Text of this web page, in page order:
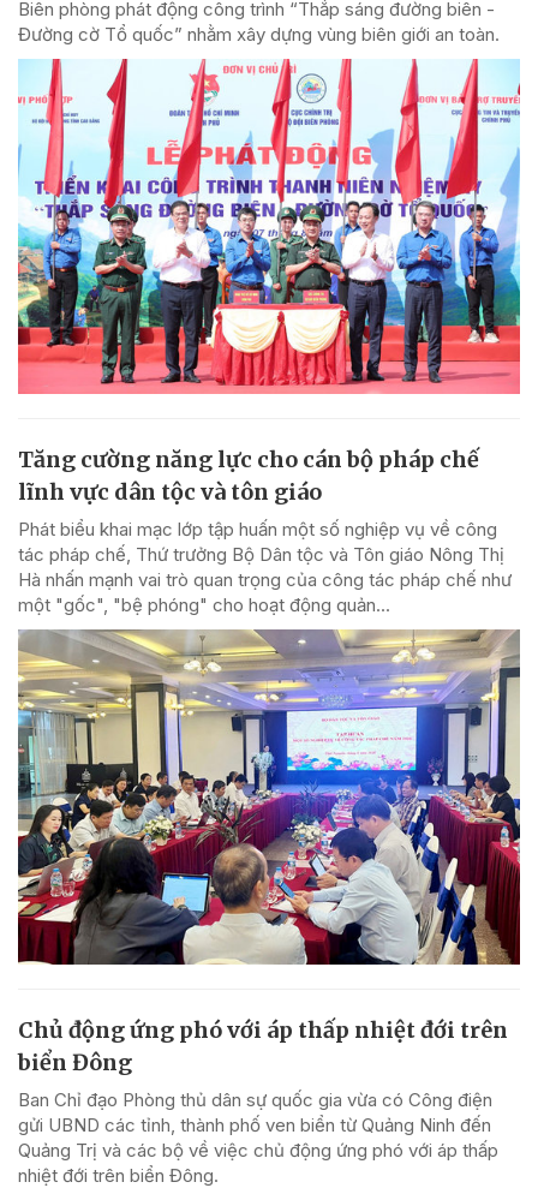
Biên phòng phát động công trình “Thắp sáng đường biên -
Đường cờ Tổ quốc” nhằm xây dựng vùng biên giới an toàn.
Tăng cường năng lực cho cán bộ pháp chế
lĩnh vực dân tộc và tôn giáo
Phát biểu khai mạc lớp tập huấn một số nghiệp vụ về công
tác pháp chế, Thứ trưởng Bộ Dân tộc và Tôn giáo Nông Thị
Hà nhấn mạnh vai trò quan trọng của công tác pháp chế như
một "gốc", "bệ phóng" cho hoạt động quản...
Chủ động ứng phó với áp thấp nhiệt đới trên
biển Đông
Ban Chỉ đạo Phòng thủ dân sự quốc gia vừa có Công điện
gửi UBND các tỉnh, thành phố ven biển từ Quảng Ninh đến
Quảng Trị và các bộ về việc chủ động ứng phó với áp thấp
nhiệt đới trên biển Đông.